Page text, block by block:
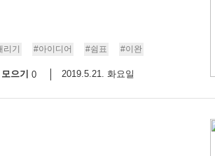
기 #아이디어 #쉼표 #이완
모으기 0 2019.5.21. 화요일